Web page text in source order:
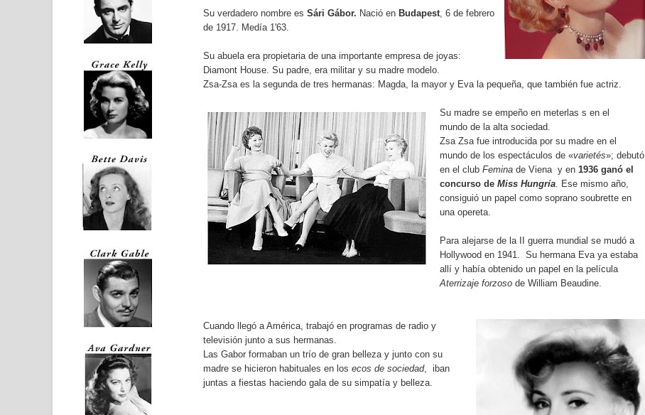
Su verdadero nombre es Sári Gábor. Nació en Budapest , 6 de febrero
de 1917. Medía 1'63.
Su abuela era propietaria de una importante empresa de joyas:
Diamont House. Su padre, era militar y su madre modelo.
Zsa-Zsa es la segunda de tres hermanas: Magda, la mayor y Eva la pequeña, que también fue actriz.
Su madre se empeño en meterlas s en el
mundo de la alta sociedad.
Zsa Zsa fue introducida por su madre en el
mundo de los espectáculos de «varietés»; debutó
en el club Femina de Viena y en 1936 ganó el
concurso de Miss Hungría . Ese mismo año,
consiguió un papel como soprano soubrette en
una opereta.
Para alejarse de la II guerra mundial se mudó a
Hollywood en 1941. Su hermana Eva ya estaba
allí y había obtenido un papel en la película
Aterrizaje forzoso de William Beaudine.
Cuando llegó a América, trabajó en programas de radio y
televisión junto a sus hermanas.
Las Gabor formaban un trío de gran belleza y junto con su
madre se hicieron habituales en los ecos de sociedad, iban
juntas a fiestas haciendo gala de su simpatía y belleza.